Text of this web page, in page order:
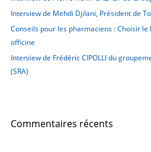
rInterview de Mehdi Djilani, Président de
Conseils pour les pharmaciens : Choisir
officine
Interview de Frédéric CIPOLLI du
(SRA)
Commentaires récents